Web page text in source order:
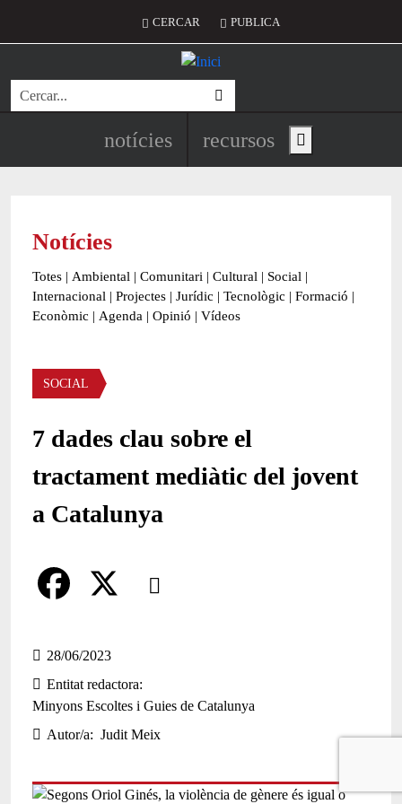
Menú del compte d'usuari
CERCAR PUBLICA
Cerca
Navegació principal de
notícies recursos Show main menu
Notícies
Totes | Ambiental | Comunitari | Cultural | Social |
Internacional | Projectes | Jurídic | Tecnològic | Formació |
Econòmic | Agenda | Opinió | Vídeos
Àmbit de la notícia
SOCIAL
7 dades clau sobre el
tractament mediàtic del jovent
a Catalunya
Comparteix
a
c
o
28/06/2023
Entitat redactora
Minyons Escoltes i Guies de Catalunya
Autor/a
Judit Meix